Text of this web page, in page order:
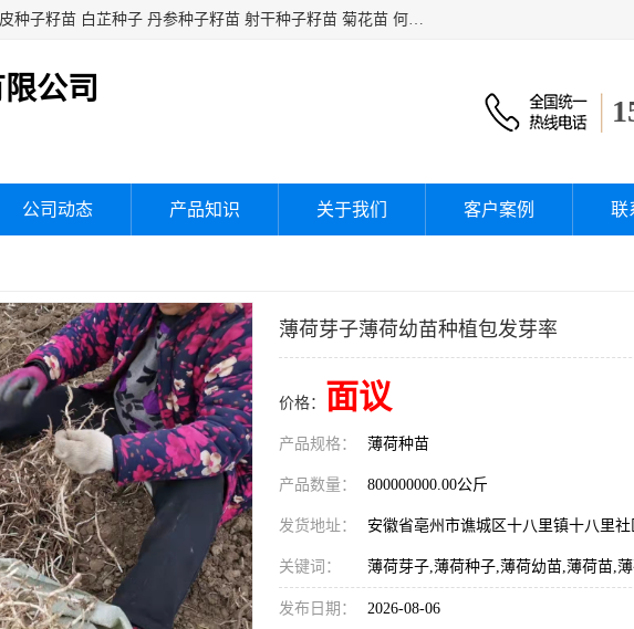
白芍种子籽苗 白芍芽头 芍药种子籽苗 芍药芽头 赤芍种子籽苗 牡丹皮种子籽苗 白芷种子 丹参种子籽苗 射干种子籽苗 菊花苗 何乌苗 蒲公英种子 桔梗种子籽苗 生地黄芽苗 玄参芽苗 元参芽苗 黑参芽苗 紫苑芽 紫菀苗 板蓝根种子 板兰根籽 大青叶种子 大青根种苗 防风种子 夏枯草种子 夏枯球籽 知母种子籽苗 白术种子 白术籽苗 薄荷种子籽苗 红花种子籽油
公司
公司动态 产品知识 关于我们 客户案例 联
薄荷芽子薄荷幼苗种植包发芽率
价格： 面议
产品规格： 薄荷种苗
产品数量： 800000000.00公斤
发货地址： 安徽省亳州市谯城区十八里镇十八里社
关键词： 薄荷芽子,薄荷种子,薄荷幼苗,薄荷苗,
发布日期： 2026-08-06